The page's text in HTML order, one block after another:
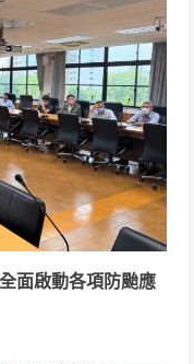
面啟動各項防颱應